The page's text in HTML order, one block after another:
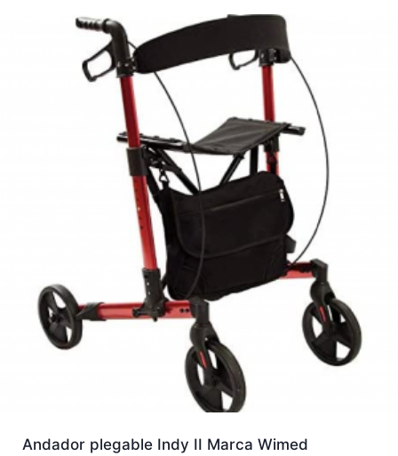
Andador plegable Indy II Marca Wimed